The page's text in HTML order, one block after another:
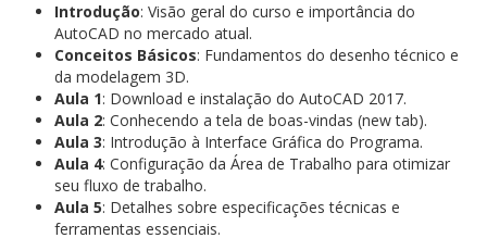
Introdução: Visão geral do curso e importância do
AutoCAD no mercado atual.
Conceitos Básicos: Fundamentos do desenho técnico e
da modelagem 3D.
Aula 1: Download e instalação do AutoCAD 2017.
Aula 2: Conhecendo a tela de boas-vindas (new tab).
Aula 3: Introdução à Interface Gráfica do Programa.
Aula 4: Configuração da Área de Trabalho para otimizar
seu fluxo de trabalho.
Aula 5: Detalhes sobre especificações técnicas e
ferramentas essenciais.